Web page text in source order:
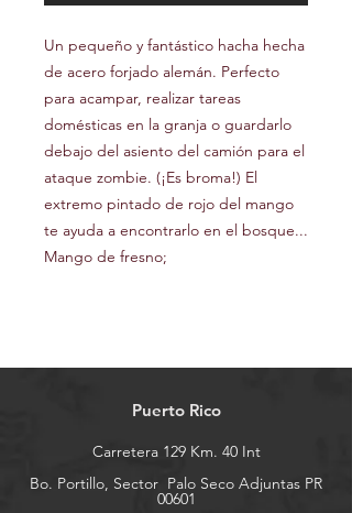
Un pequeño y fantástico hacha hecha
de acero forjado alemán. Perfecto
para acampar, realizar tareas
domésticas en la granja o guardarlo
debajo del asiento del camión para el
ataque zombie. (¡Es broma!) El
extremo pintado de rojo del mango
te ayuda a encontrarlo en el bosque...
Mango de fresno;
Puerto Rico
Carretera 129 Km. 40 Int
Bo. Portillo, Sector Palo Seco Adjuntas PR
00601